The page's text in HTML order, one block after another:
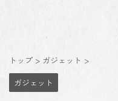
トップ > ガジェット >
ガジェット